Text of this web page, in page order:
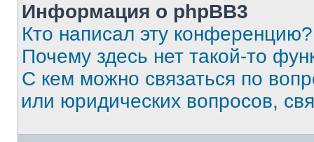
Информация о phpBB3
Кто написал эту конференцию?
Почему здесь нет такой-то
С кем можно связаться по
или юридических вопросов,